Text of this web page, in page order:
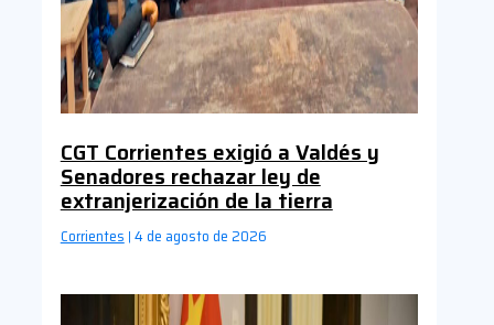
CGT Corrientes exigió a Valdés y
Senadores rechazar ley de
extranjerización de la tierra
Corrientes | 4 de agosto de 2026